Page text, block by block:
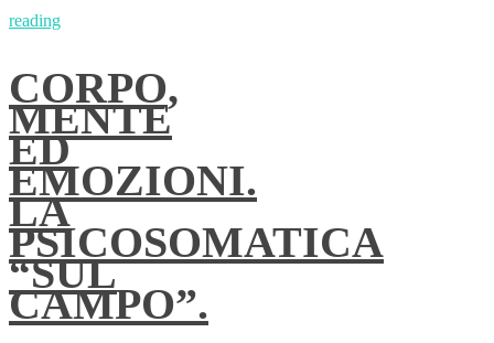
reading
CORPO,
MENTE
ED
EMOZIONI.
LA
PSICOSOMATICA
“SUL
CAMPO”.